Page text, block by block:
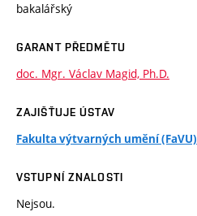
bakalářský
GARANT PŘEDMĚTU
doc. Mgr. Václav Magid, Ph.D.
ZAJIŠŤUJE ÚSTAV
Fakulta výtvarných umění (FaVU)
VSTUPNÍ ZNALOSTI
Nejsou.